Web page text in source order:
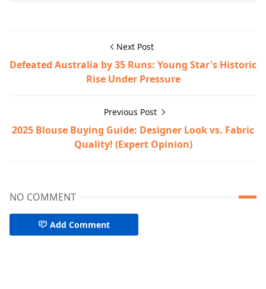
Next Post
Defeated Australia by 35 Runs: Young Star's Historic
Rise Under Pressure
Previous Post
2025 Blouse Buying Guide: Designer Look vs. Fabric
Quality! (Expert Opinion)
NO COMMENT
Add Comment